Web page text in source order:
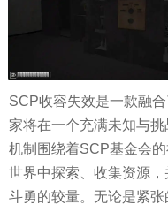
SCP收容失效是一款融
家将在一个充满未知与
机制围绕着SCP基金会
世界中探索、收集资源
斗勇的较量。无论是紧张